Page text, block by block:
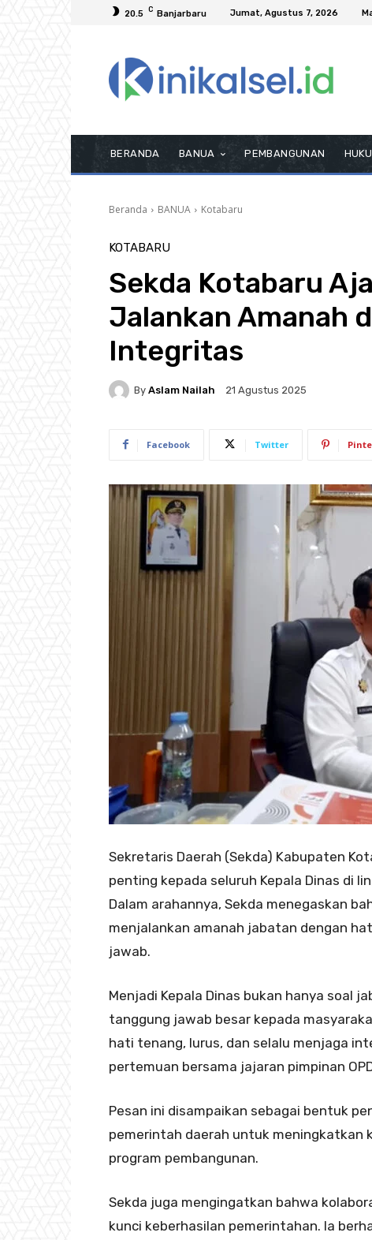
20.5 C Banjarbaru Jumat, Agustus 7, 2026
BERANDA BANUA PEMBANGUNAN
Beranda BANUA Kotabaru
KOTABARU
Sekda Kotabaru
Jalankan Amanah
Integritas
By Aslam Nailah 21 Agustus 2025
Facebook Twitter
Sekretaris Daerah (Sekda) Kabupaten
penting kepada seluruh Kepala Dinas di
Dalam arahannya, Sekda menegaskan
menjalankan amanah jabatan dengan
jawab.
Menjadi Kepala Dinas bukan hanya soal
tanggung jawab besar kepada
hati tenang, lurus, dan selalu menjaga
pertemuan bersama jajaran pimpinan
Pesan ini disampaikan sebagai bentuk
pemerintah daerah untuk
program pembangunan.
Sekda juga mengingatkan bahwa
kunci keberhasilan pemerintahan. Ia